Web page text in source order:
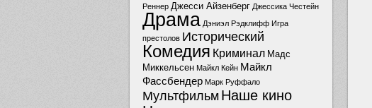
Реннер Джесси Айзенберг Джессика Честейн
Драма Дэниэл Рэдклифф Игра
престолов Исторический
Комедия Криминал Мадс
Миккельсен Майкл Кейн Майкл
Фассбендер Марк Руффало
Мультфильм Наше кино